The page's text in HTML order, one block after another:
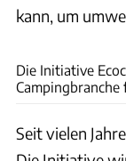
kann, um
Die Initiative
Campingbranche
Seit vielen